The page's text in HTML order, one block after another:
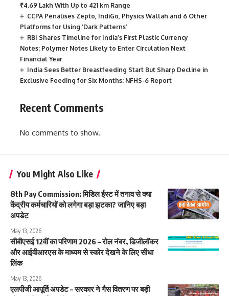
₹4.69 Lakh With Up to 421 km Range
CCPA Penalises Zepto, IndiGo, Physics Wallah and 6 Other
Platforms for Using ‘Dark Patterns’
RBI Shares Timeline for India’s First Plastic Currency
Notes; Polymer Notes Likely to Enter Circulation Next
Financial Year
India Sees Better Breastfeeding Start But Sharp Decline in
Exclusive Feeding for Six Months: NFHS-6 Report
Recent Comments
No comments to show.
You Might Also Like
8th Pay Commission: मिडिल ईस्ट में तनाव से क्या
केंद्रीय कर्मचारियों को लगेगा बड़ा झटका? जानिए बड़ा
अपडेट
May 13, 2026
सीबीएसई 12वीं का परिणाम 2026 – रोल नंबर, डिजीलॉकर
और आईवीआरएस के माध्यम से स्कोर देखने के लिए सीधा
लिंक
May 13, 2026
एलपीजी आपूर्ति अपडेट – सरकार ने गैस वितरण पर बड़ी